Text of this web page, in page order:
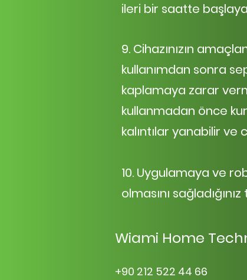
ileri bir saatte
9. Cihazınızın
kullanımdan sonra
kaplamaya zarar
kullanmadan önce
kalıntılar yanabilir ve
10. Uygulamaya ve
olmasını
Wiami Home
+90 212 522 44 66